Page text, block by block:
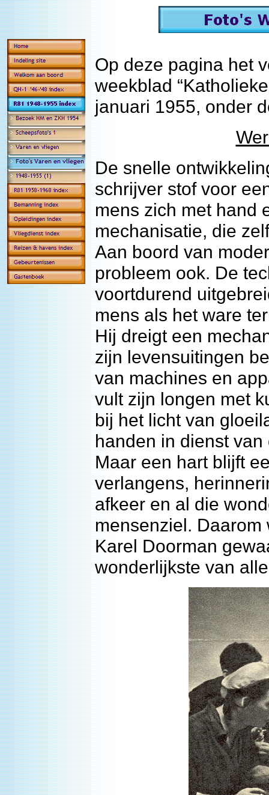
Op deze pagina het
weekblad
januari 1955, onder
De snelle
schrijver stof voor
mens zich met hand
mechanisatie, die
Aan boord van
probleem ook. De
voortdurend
mens als het ware
Hij dreigt een
zijn levensuitingen
van machines en
vult zijn longen met
bij het licht van
handen in dienst
Maar een hart blijft
verlangens,
afkeer en al die
mensenziel.
Karel Doorman
wonderlijkste van